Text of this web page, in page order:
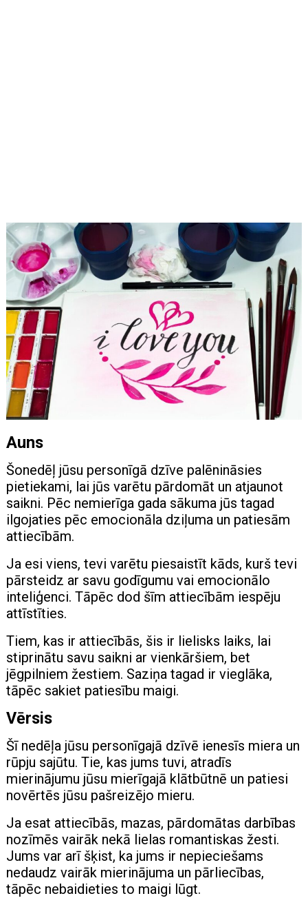
Auns
Šonedēļ jūsu personīgā dzīve palēnināsies
pietiekami, lai jūs varētu pārdomāt un atjaunot
saikni. Pēc nemierīga gada sākuma jūs tagad
ilgojaties pēc emocionāla dziļuma un patiesām
attiecībām.
Ja esi viens, tevi varētu piesaistīt kāds, kurš tevi
pārsteidz ar savu godīgumu vai emocionālo
inteliģenci. Tāpēc dod šīm attiecībām iespēju
attīstīties.
Tiem, kas ir attiecībās, šis ir lielisks laiks, lai
stiprinātu savu saikni ar vienkāršiem, bet
jēgpilniem žestiem. Saziņa tagad ir vieglāka,
tāpēc sakiet patiesību maigi.
Vērsis
Šī nedēļa jūsu personīgajā dzīvē ienesīs miera un
rūpju sajūtu. Tie, kas jums tuvi, atradīs
mierinājumu jūsu mierīgajā klātbūtnē un patiesi
novērtēs jūsu pašreizējo mieru.
Ja esat attiecībās, mazas, pārdomātas darbības
nozīmēs vairāk nekā lielas romantiskas žesti.
Jums var arī šķist, ka jums ir nepieciešams
nedaudz vairāk mierinājuma un pārliecības,
tāpēc nebaidieties to maigi lūgt.